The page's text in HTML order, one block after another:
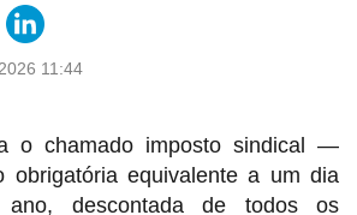
11:44
o chamado imposto sindical —
obrigatória equivalente a um dia
descontada de todos os